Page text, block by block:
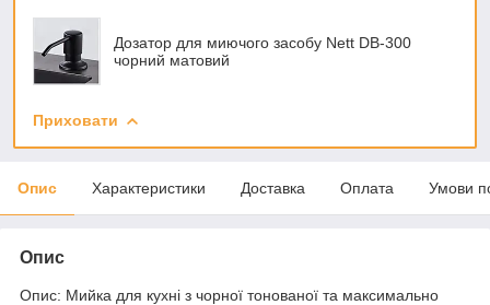
Дозатор для миючого засобу Nett DB-300
чорний матовий
Приховати
Опис Характеристики Доставка Оплата Умови
Опис
Опис: Мийка для кухні з чорної тонованої та максимально